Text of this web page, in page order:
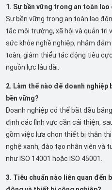
1. Sự bền vững trong an toàn lao
Sự bền vững trong an toàn lao
tắc môi trường, xã hội và quản trị
sức khỏe nghề nghiệp, nhằm
toàn, giảm thiểu tác động tiêu
nguồn lực lâu dài.
2. Làm thế nào để doanh
bền vững?
Doanh nghiệp có thể bắt đầu
định các lĩnh vực cần cải thiện,
gồm việc lựa chọn thiết bị thân
nghệ xanh, đào tạo nhân viên và
như ISO 14001 hoặc ISO 45001.
3. Tiêu chuẩn nào liên quan đến